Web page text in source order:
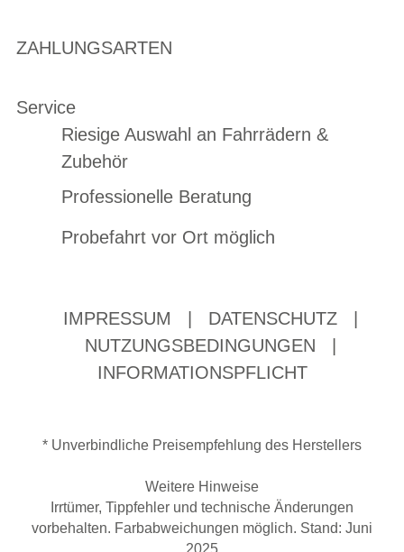
ZAHLUNGSARTEN
Service
Riesige Auswahl an Fahrrädern &
Zubehör
Professionelle Beratung
Probefahrt vor Ort möglich
IMPRESSUM DATENSCHUTZ
NUTZUNGSBEDINGUNGEN
INFORMATIONSPFLICHT
* Unverbindliche Preisempfehlung des Herstellers
Weitere Hinweise
Irrtümer, Tippfehler und technische Änderungen
vorbehalten. Farbabweichungen möglich. Stand: Juni